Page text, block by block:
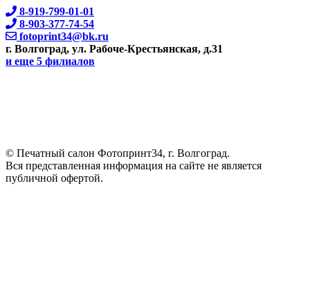
8-919-799-01-01
8-903-377-74-54
fotoprint34@bk.ru
г. Волгоград, ул. Рабоче-Крестьянская, д.31
и еще 5 филиалов
© Печатный салон Фотопринт34, г. Волгоград.
Вся представленная информация на сайте не является
публичной офертой.